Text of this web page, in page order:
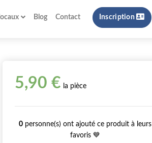
Blog Contact Inscription
5,90 € la pièce
0 personne(s) ont ajouté ce produit à leurs
favoris 💙